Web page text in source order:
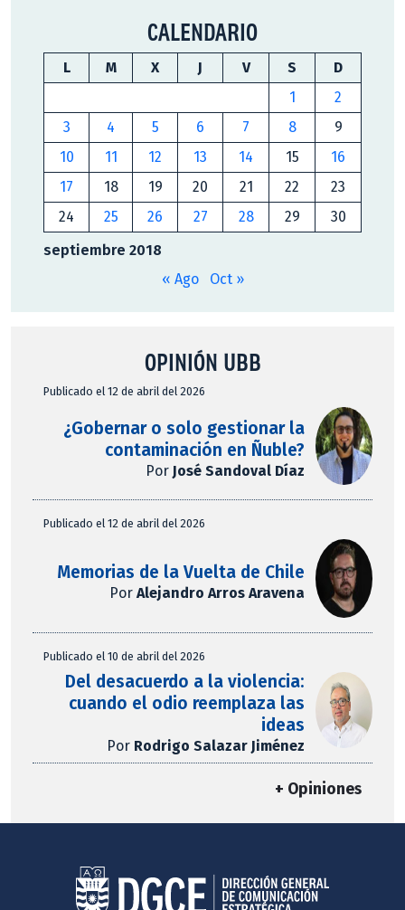
CALENDARIO
septiembre 2018
L M X J V S
D
1
2
3
4 5 6 7 8
9
10
11 12 13 14 15
16
17
18 19 20 21 22
23
24
25 26 27 28 29 30
« Ago Oct »
OPINIÓN UBB
Publicado el 12 de abril del 2026
¿Gobernar o solo gestionar la
contaminación en Ñuble?
Por José Sandoval Díaz
Publicado el 12 de abril del 2026
Memorias de la Vuelta de Chile
PorAlejandro Arros Aravena
Publicado el 10 de abril del 2026
Del desacuerdo a la violencia:
cuando el odio reemplaza las
ideas
Por Rodrigo Salazar Jiménez
+ Opiniones